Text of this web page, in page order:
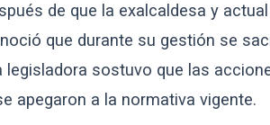
de que la exalcaldesa y
que durante su gestión se
legisladora sostuvo que las
apegaron a la normativa vigente.